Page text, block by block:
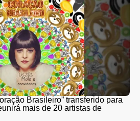
Brasileiro” transferido para
mais de 20 artistas de